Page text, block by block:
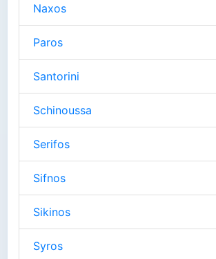
Naxos
Paros
Santorini
Schinoussa
Serifos
Sifnos
Sikinos
Syros